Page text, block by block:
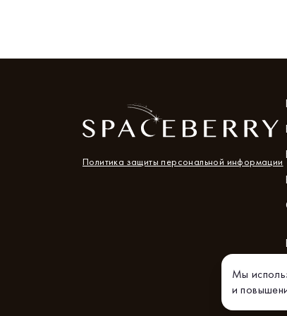
Политика защиты персональной информации
Мы
и